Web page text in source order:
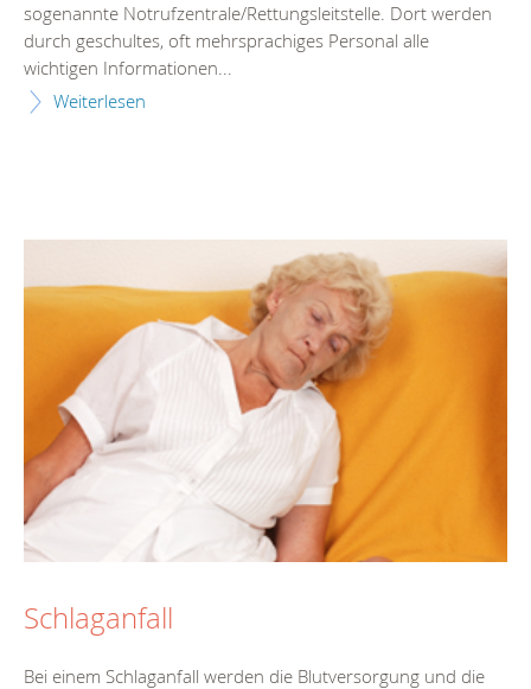
sogenannte Notrufzentrale/Rettungsleitstelle. Dort werden
durch geschultes, oft mehrsprachiges Personal alle
wichtigen Informationen...
Weiterlesen
Schlaganfall
Bei einem Schlaganfall werden die Blutversorgung und die